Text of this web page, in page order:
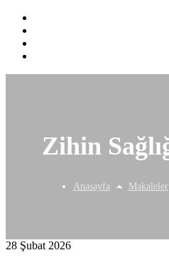
Zihin
Anasayfa Makaleler
28 Şubat 2026